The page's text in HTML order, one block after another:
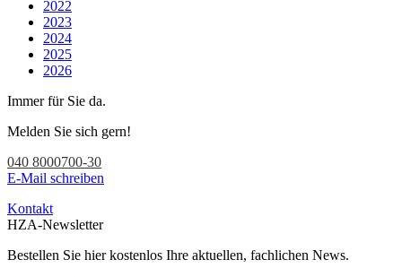
2022
2023
2024
2025
2026
Immer für Sie da.
Melden Sie sich gern!
040 8000700-30
E-Mail schreiben
Kontakt
HZA-Newsletter
Bestellen Sie hier kostenlos Ihre aktuellen, fachlichen News.